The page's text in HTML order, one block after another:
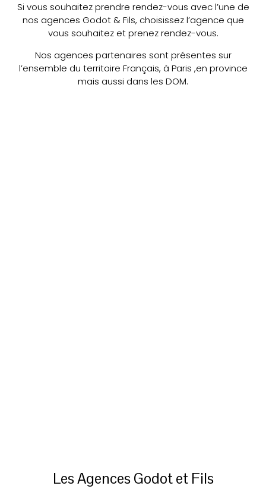
Si vous souhaitez prendre rendez-vous avec l’une de
nos agences Godot & Fils, choisissez l’agence que
vous souhaitez et prenez rendez-vous.
Nos agences partenaires sont présentes sur
l’ensemble du territoire Français, à Paris ,en province
mais aussi dans les DOM.
Les Agences Godot et Fils